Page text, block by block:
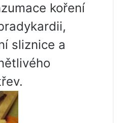
koření
sliznice a